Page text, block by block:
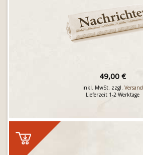
49,00 €
inkl. MwSt. zzgl. Versand
Lieferzeit 1-2 Werktage